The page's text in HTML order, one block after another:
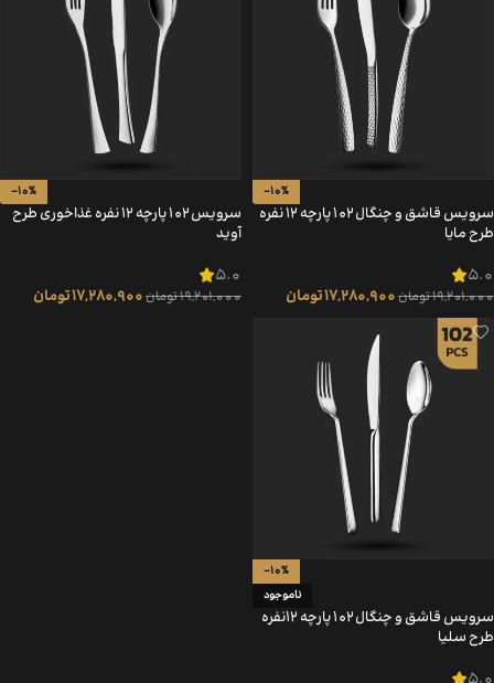
-10%
سرویس قاشق و چنگال 102 پارچه 12 نفره
طرح مایا
5.0
19,201,000تومان17,280,900تومان
-10%
سرویس 102 پارچه 12 نفره غذاخوری طرح
آوید
5.0
19,201,000تومان17,280,900تومان
-10%
ناموجود
سرویس قاشق و چنگال 102 پارچه 12نفره
طرح سلیا